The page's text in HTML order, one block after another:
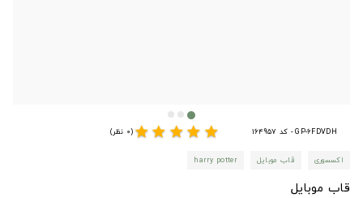
GP-6FDVDH - کد 164957 star
star
star
star
star(0 نظر)
اکسسوری قاب موبایل harry potter
قاب موبایل